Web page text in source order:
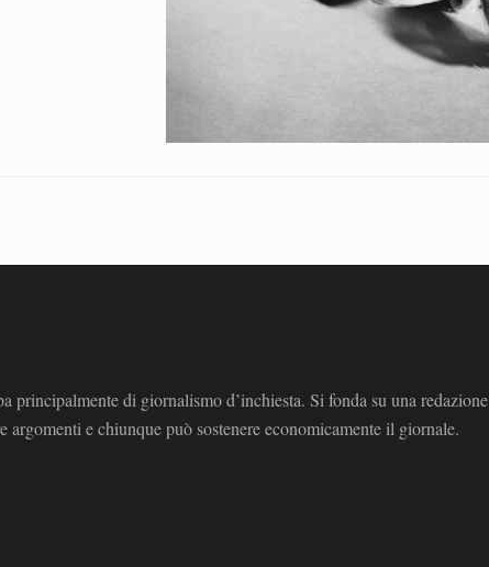
principalmente di giornalismo d’inchiesta. Si fonda su una redazione
e chiunque può sostenere economicamente il giornale.